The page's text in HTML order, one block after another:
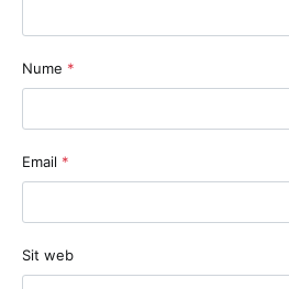
Nume *
Email *
Sit web